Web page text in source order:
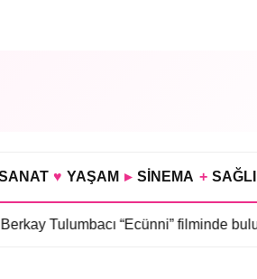
♥ YAŞAM ▸ SİNEMA +
“Ecünni” filminde buluştu•